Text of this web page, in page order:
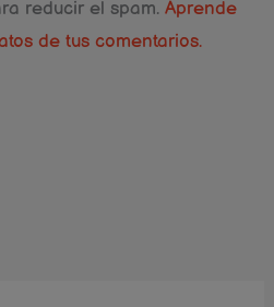
reducir el spam.Aprende
de tus comentarios.